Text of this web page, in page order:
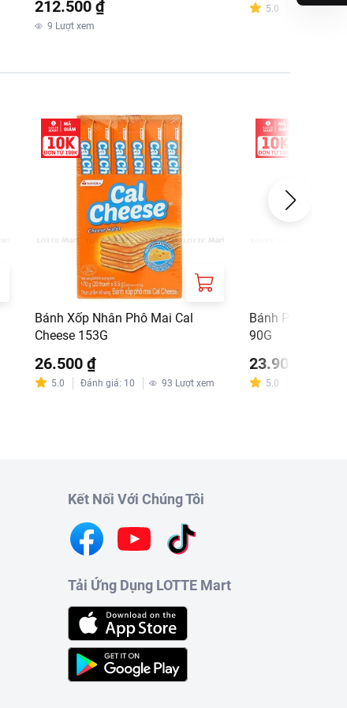
212.500 ₫
9 Lượt xem
5.0 Đánh giá:1
Bánh Xốp Nhân Phô Mai Cal
Cheese 153G
26.500 ₫
5.0 Đánh giá: 10 93 Lượt xem
Bánh Phô Mai
90G
23.900 ₫
5.0
Kết Nối Với Chúng Tôi
Tải Ứng Dụng LOTTE Mart